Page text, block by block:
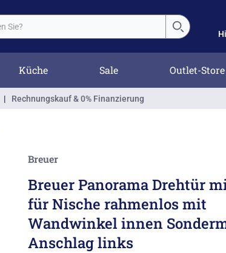
Küche Sale Outlet-Store
| Rechnungskauf & 0% Finanzierung
Breuer
Breuer Panorama Drehtür
für Nische rahmenlos mit
Wandwinkel innen
Anschlag links